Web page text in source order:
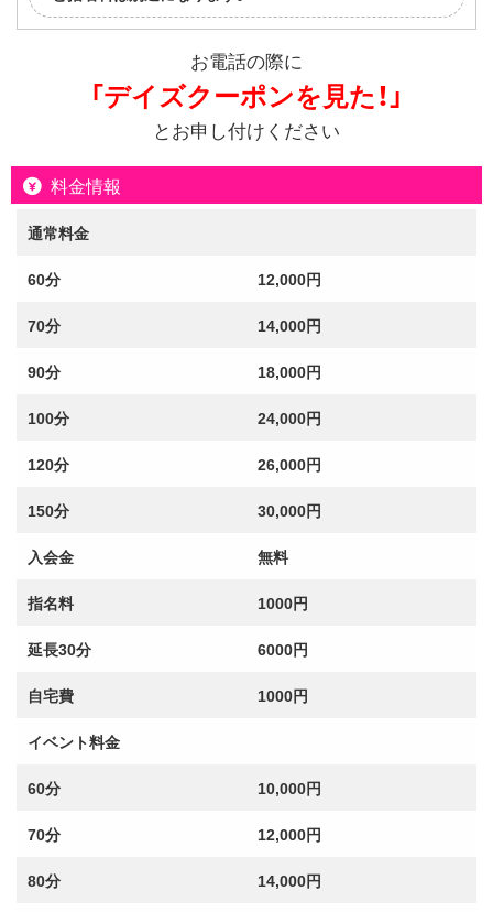
お電話の際に
「デイズクーポンを見た！」
とお申し付けください
料金情報
通常料金
60分 12,000円
70分 14,000円
90分 18,000円
100分 24,000円
120分 26,000円
150分 30,000円
入会金 無料
指名料 1000円
延長30分 6000円
自宅費 1000円
イベント料金
60分 10,000円
70分 12,000円
80分 14,000円